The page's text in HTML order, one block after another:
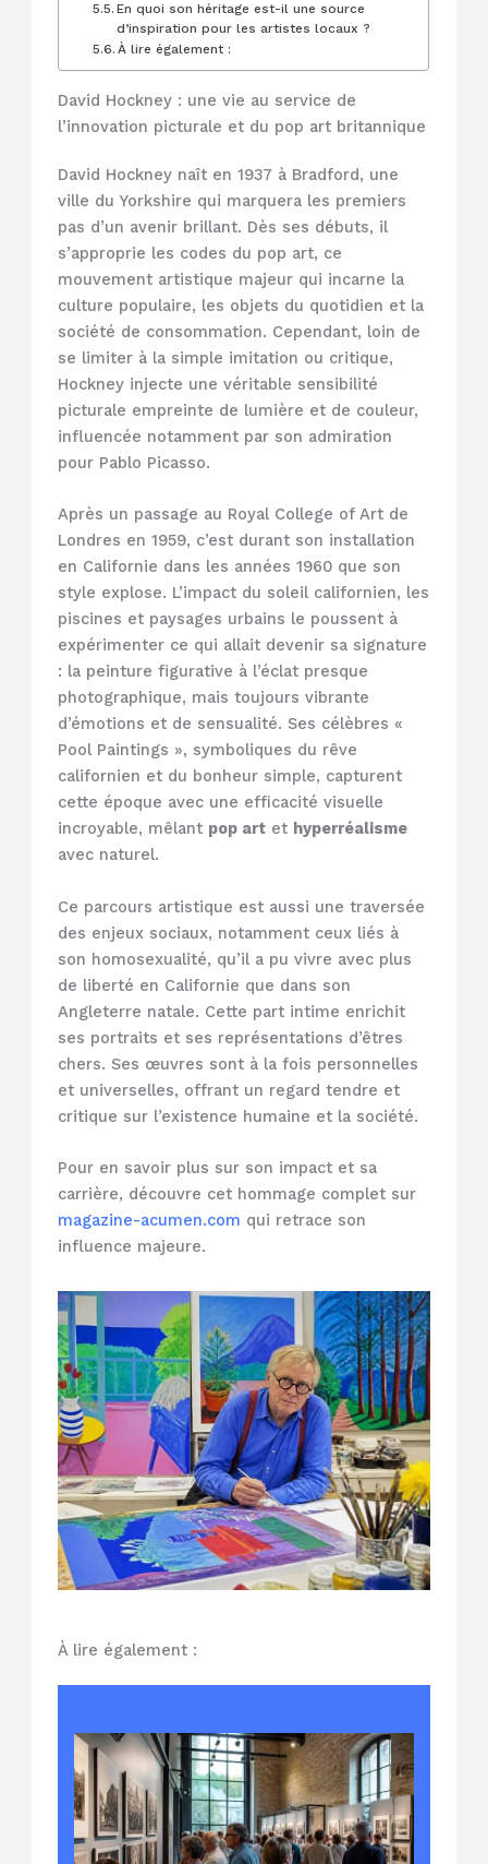
En quoi son héritage est-il une source
d’inspiration pour les artistes locaux ?
À lire également :
David Hockney : une vie au service de
l’innovation picturale et du pop art britannique
David Hockney naît en 1937 à Bradford, une
ville du Yorkshire qui marquera les premiers
pas d’un avenir brillant. Dès ses débuts, il
s’approprie les codes du pop art, ce
mouvement artistique majeur qui incarne la
culture populaire, les objets du quotidien et la
société de consommation. Cependant, loin de
se limiter à la simple imitation ou critique,
Hockney injecte une véritable sensibilité
picturale empreinte de lumière et de couleur,
influencée notamment par son admiration
pour Pablo Picasso.
Après un passage au Royal College of Art de
Londres en 1959, c’est durant son installation
en Californie dans les années 1960 que son
style explose. L’impact du soleil californien, les
piscines et paysages urbains le poussent à
expérimenter ce qui allait devenir sa signature
: la peinture figurative à l’éclat presque
photographique, mais toujours vibrante
d’émotions et de sensualité. Ses célèbres «
Pool Paintings », symboliques du rêve
californien et du bonheur simple, capturent
cette époque avec une efficacité visuelle
incroyable, mêlant pop art et hyperréalisme
avec naturel.
Ce parcours artistique est aussi une traversée
des enjeux sociaux, notamment ceux liés à
son homosexualité, qu’il a pu vivre avec plus
de liberté en Californie que dans son
Angleterre natale. Cette part intime enrichit
ses portraits et ses représentations d’êtres
chers. Ses œuvres sont à la fois personnelles
et universelles, offrant un regard tendre et
critique sur l’existence humaine et la société.
Pour en savoir plus sur son impact et sa
carrière, découvre cet hommage complet sur
magazine-acumen.com qui retrace son
influence majeure.
À lire également :